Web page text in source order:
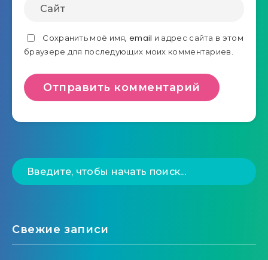
Сохранить моё имя, email и адрес сайта в этом
браузере для последующих моих комментариев.
Свежие записи